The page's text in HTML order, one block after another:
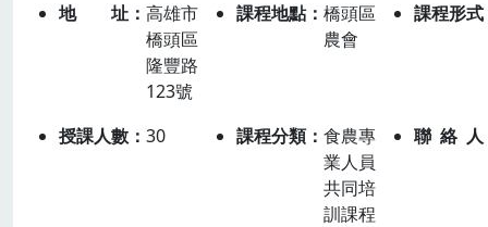
地址
高雄市
橋頭區
隆豐路
123號
課程地點
橋頭區
農會
課程形式
授課人數 30 課程分類
食農專
業人員
共同培
訓課程
聯絡人